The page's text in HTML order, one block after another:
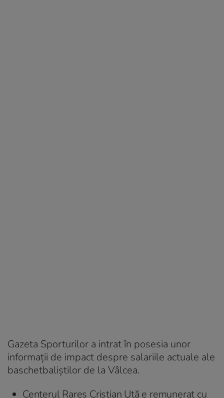
Gazeta Sporturilor a intrat în posesia unor
informații de impact despre salariile actuale ale
baschetbaliștilor de la Vâlcea.
Centerul Rareș Cristian Uță e remunerat cu